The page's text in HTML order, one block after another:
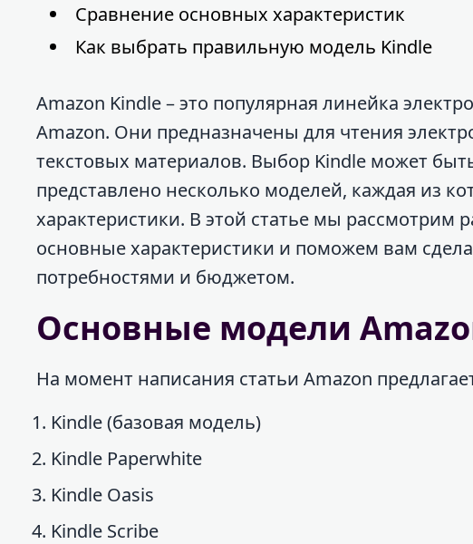
Сравнение основных характеристик
Как выбрать правильную модель Kindle
Amazon Kindle – это популярная линейка
Amazon. Они предназначены для чтения
текстовых материалов. Выбор Kindle может
представлено несколько моделей, каждая из
характеристики. В этой статье мы
основные характеристики и поможем вам
потребностями и бюджетом.
Основные модели
На момент написания статьи Amazon
Kindle (базовая модель)
Kindle Paperwhite
Kindle Oasis
Kindle Scribe